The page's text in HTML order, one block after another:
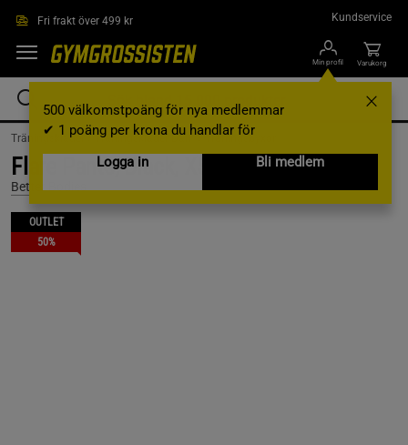
Fri frakt över 499 kr Kundservice
Min profil
500 välkomstpoäng för nya medlemmar
✔ 1 poäng per krona du handlar för
Logga in
Bli medlem
Varukorg
Träningskläder / Träningskläder Dam /Träningsbyxor
Flare Pants, Black, XS
Better Bodies
OUTLET
50%